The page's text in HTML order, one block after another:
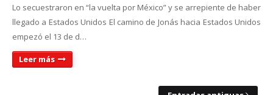
Lo secuestraron en “la vuelta por México” y se arrepiente de haber
llegado a Estados Unidos El camino de Jonás hacia Estados Unidos
empezó el 13 de d…
Leer más